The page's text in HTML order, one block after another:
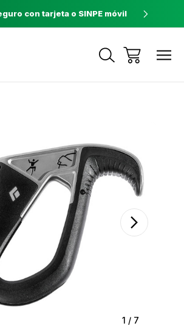
con tarjeta o SINPE móvil
1 / 7